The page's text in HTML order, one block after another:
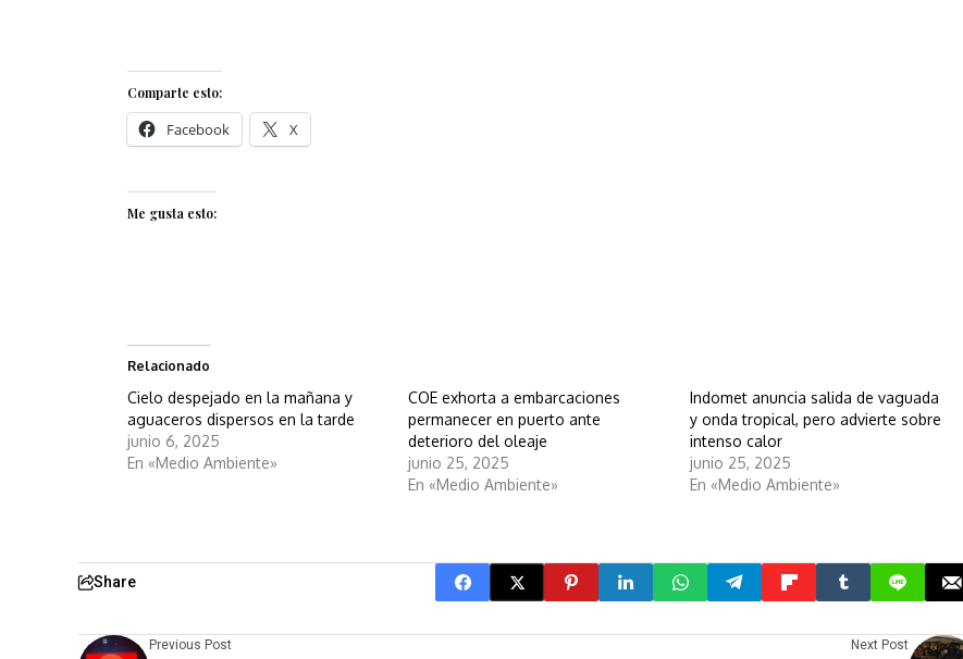
Comparte esto:
Facebook X
Me gusta esto:
Relacionado
Cielo despejado en la mañana y
aguaceros dispersos en la tarde
junio 6, 2025
En «Medio Ambiente»
COE exhorta a embarcaciones
permanecer en puerto ante
deterioro del oleaje
junio 25, 2025
En «Medio Ambiente»
Indomet anuncia salida de vaguada
y onda tropical, pero advierte sobre
intenso calor
junio 25, 2025
En «Medio Ambiente»
Share
Previous Post Next Post